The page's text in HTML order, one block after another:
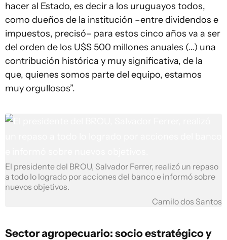
hacer al Estado, es decir a los uruguayos todos,
como dueños de la institución –entre dividendos e
impuestos, precisó– para estos cinco años va a ser
del orden de los U$S 500 millones anuales (…) una
contribución histórica y muy significativa, de la
que, quienes somos parte del equipo, estamos
muy orgullosos”.
El presidente del BROU, Salvador Ferrer, realizó un repaso
a todo lo logrado por acciones del banco e informó sobre
nuevos objetivos.
Camilo dos Santos
Sector agropecuario: socio estratégico y